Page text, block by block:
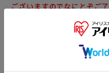
ございますのでなにとぞご了